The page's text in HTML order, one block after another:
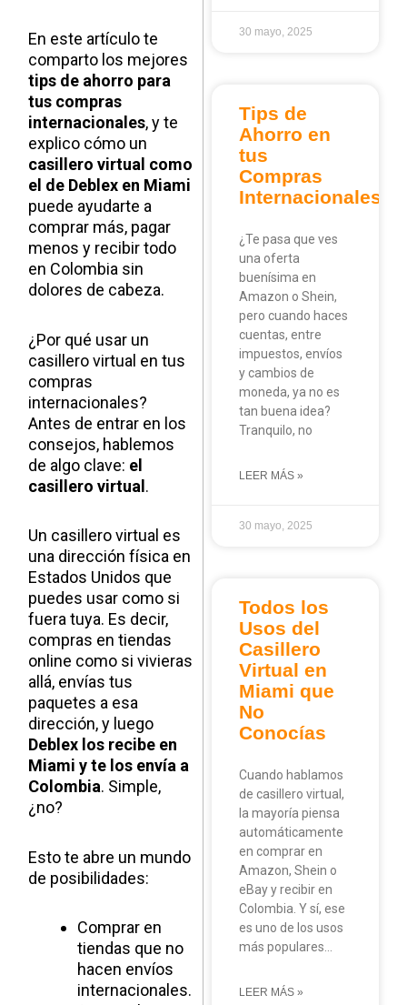
En este artículo te
comparto los mejores
tips de ahorro para
tus compras
internacionales, y te
explico cómo un
casillero virtual como
el de Deblex en Miami
puede ayudarte a
comprar más, pagar
menos y recibir todo
en Colombia sin
dolores de cabeza.
¿Por qué usar un
casillero virtual en tus
compras
internacionales?
Antes de entrar en los
consejos, hablemos
de algo clave: el
casillero virtual .
Un casillero virtual es
una dirección física en
Estados Unidos que
puedes usar como si
fuera tuya. Es decir,
compras en tiendas
online como si vivieras
allá, envías tus
paquetes a esa
dirección, y luego
Deblex los recibe en
Miami y te los envía a
Colombia. Simple,
¿no?
Esto te abre un mundo
de posibilidades:
Comprar en
tiendas que no
hacen envíos
internacionales.
30 mayo, 2025
Tips de
Ahorro en
tus
Compras
Internacionales
¿Te pasa que ves
una oferta
buenísima en
Amazon o Shein,
pero cuando haces
cuentas, entre
impuestos, envíos
y cambios de
moneda, ya no es
tan buena idea?
Tranquilo, no
LEER MÁS »
30 mayo, 2025
Todos los
Usos del
Casillero
Virtual en
Miami que
No
Conocías
Cuando hablamos
de casillero virtual,
la mayoría piensa
automáticamente
en comprar en
Amazon, Shein o
eBay y recibir en
Colombia. Y sí, ese
es uno de los usos
más populares…
LEER MÁS »